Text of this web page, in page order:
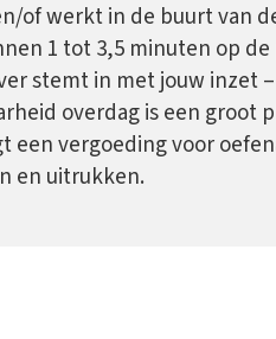
of werkt in de buurt van
1 tot 3,5 minuten op de
stemt in met jouw inzet –
overdag is een groot
een vergoeding voor
en uitrukken.